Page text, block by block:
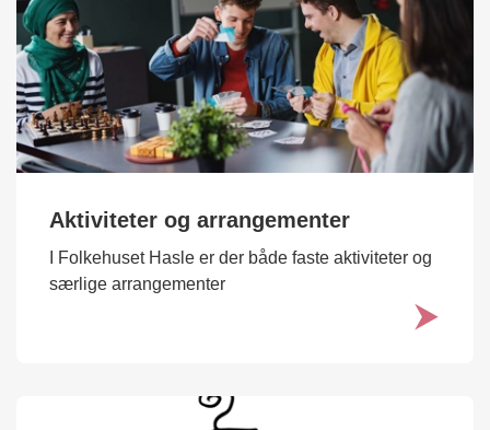
Aktiviteter og arrangementer
I Folkehuset Hasle er der både faste aktiviteter og
særlige arrangementer